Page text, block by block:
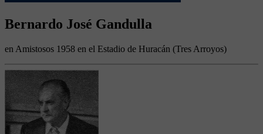
Bernardo José Gandulla
en Amistosos 1958 en el Estadio de Huracán (Tres Arroyos)